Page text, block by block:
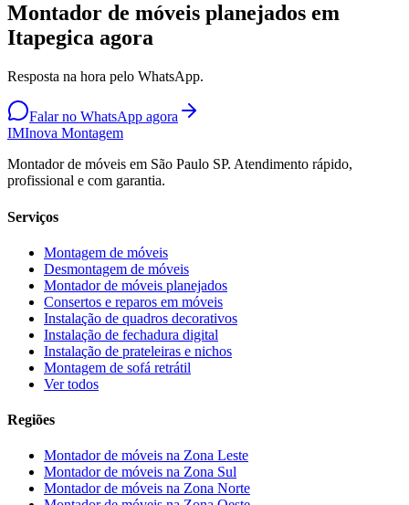
Montador de móveis planejados em
Itapegica agora
Resposta na hora pelo WhatsApp.
Falar no WhatsApp agora
IMInova Montagem
Montador de móveis em São Paulo SP. Atendimento rápido,
profissional e com garantia.
Serviços
Montagem de móveis
Desmontagem de móveis
Montador de móveis planejados
Consertos e reparos em móveis
Instalação de quadros decorativos
Instalação de fechadura digital
Instalação de prateleiras e nichos
Montagem de sofá retrátil
Ver todos
Regiões
Montador de móveis na Zona Leste
Montador de móveis na Zona Sul
Montador de móveis na Zona Norte